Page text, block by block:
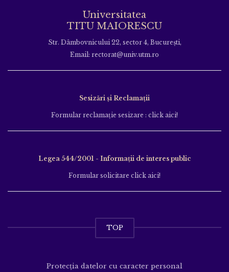
Universitatea
TITU MAIORESCU
Str. Dâmbovnicului 22, sector 4, București,
Email: rectorat@univ.utm.ro
Sesizări și Reclamații
Formular reclamație sesizare : click aici!
Legea 544/2001 - Informații de interes public
Formular solicitare click aici!
TOP
Protecția datelor cu caracter personal